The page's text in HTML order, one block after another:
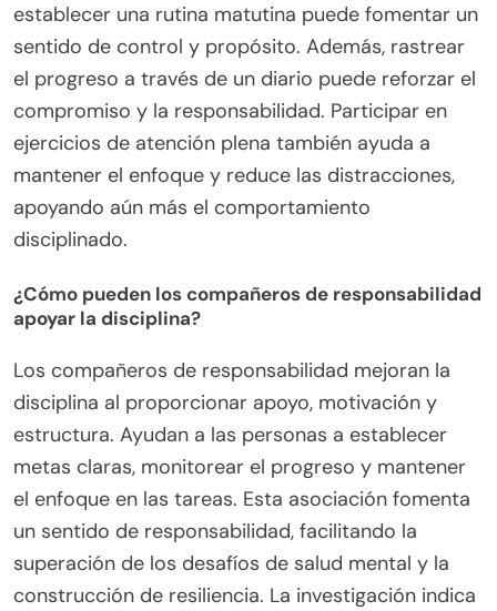
establecer una rutina matutina puede fomentar un
sentido de control y propósito. Además, rastrear
el progreso a través de un diario puede reforzar el
compromiso y la responsabilidad. Participar en
ejercicios de atención plena también ayuda a
mantener el enfoque y reduce las distracciones,
apoyando aún más el comportamiento
disciplinado.
¿Cómo pueden los compañeros de responsabilidad
apoyar la disciplina?
Los compañeros de responsabilidad mejoran la
disciplina al proporcionar apoyo, motivación y
estructura. Ayudan a las personas a establecer
metas claras, monitorear el progreso y mantener
el enfoque en las tareas. Esta asociación fomenta
un sentido de responsabilidad, facilitando la
superación de los desafíos de salud mental y la
construcción de resiliencia. La investigación indica